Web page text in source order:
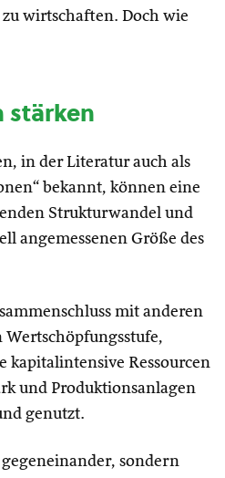
wirtschaften. Doch wie
stärken
in der Literatur auch als
bekannt, können eine
Strukturwandel und
angemessenen Größe des
mit anderen
Wertschöpfungsstufe,
kapitalintensive Ressourcen
und Produktionsanlagen
genutzt.
sondern